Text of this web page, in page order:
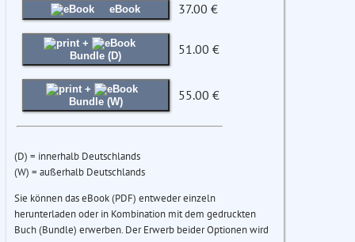
eBook 37.00 €
+
Bundle (D)
51.00 €
+
Bundle (W)
55.00 €
(D) = innerhalb Deutschlands
(W) = außerhalb Deutschlands
Sie können das eBook (PDF) entweder einzeln
herunterladen oder in Kombination mit dem gedruckten
Buch (Bundle) erwerben. Der Erwerb beider Optionen wird